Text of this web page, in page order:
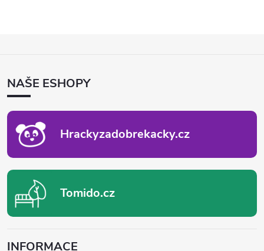
ANAŠE ESHOPY
Hrackyzadobrekacky.cz
Tomido.cz
INFORMACE